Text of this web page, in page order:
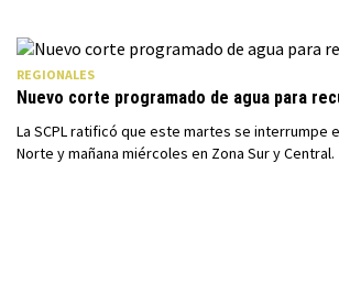
REGIONALES
Nuevo corte programado de agua para
La SCPL ratificó que este martes se interrumpe
Norte y mañana miércoles en Zona Sur y Central.